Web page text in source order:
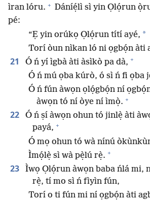
ìran lóru. + Dáníẹ́lì sì yin Ọlọ́run
pé:
“Ẹ yin orúkọ Ọlọ́run títí ayé, *
Torí òun nìkan ló ni ọgbọ́n àti
21 Ó ń yí ìgbà àti àsìkò pa dà, +
Ó ń mú ọba kúrò, ó sì ń fi ọba
Ó ń fún àwọn ọlọ́gbọ́n ní
àwọn tó ní òye ní ìmọ̀. +
22
Ó ń ṣí àwọn ohun tó jinlẹ̀ àti
payá, +
Ó mọ ohun tó wà nínú
Ìmọ́lẹ̀ sì wà pẹ̀lú rẹ̀. +
23
Ìwọ Ọlọ́run àwọn baba ńlá mi,
rẹ̀, tí mo sì ń fìyìn fún,
Torí o ti fún mi ní ọgbọ́n àti